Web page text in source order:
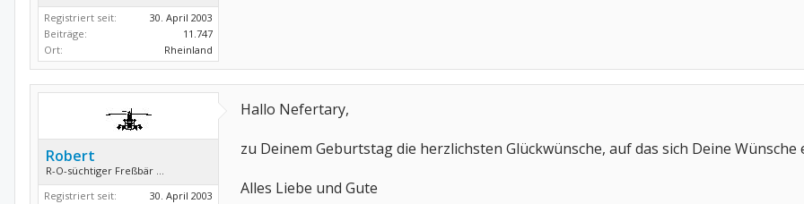
Registriert seit:
30. April 2003
Beiträge:
11.747
Ort:
Rheinland
Robert
R-O-süchtiger Freßbär ...
Registriert seit:
30. April 2003
Hallo Nefertary,
zu Deinem Geburtstag die herzlichsten Glückwünsche, auf das sich Deine
Alles Liebe und Gute